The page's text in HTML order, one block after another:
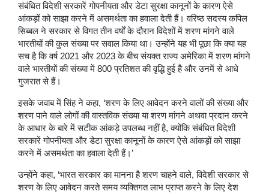
संबंधित विदेशी सरकारें गोपनीयता और डेटा सुरक्षा कानूनों के कारण ऐसे
आंकड़ों को साझा करने में असमर्थता का हवाला देती हैं। वरिष्ठ सदस्य कपिल
सिब्बल ने सरकार से विगत तीन वर्षों के दौरान विदेशों में शरण मांगने वाले
भारतीयों की कुल संख्या पर सवाल किया था। उन्होंने यह भी पूछा कि क्या यह
सच है कि वर्ष 2021 और 2023 के बीच संयक्त राज्य अमेरिका में शरण मांगने
वाले भारतीयों की संख्या में 800 प्रतिशत की वृद्धि हुई है और उनमें से आधे
गुजरात से हैं।
इसके जवाब में सिंह ने कहा, ‘शरण के लिए आवेदन करने वालों की संख्या और
शरण पाने वाले लोगों की वास्तविक संख्या या शरण मांगने अथवा प्रदान करने
के आधार के बारे में सटीक आंकड़े उपलब्ध नहीं है, क्योंकि संबंधित विदेशी
सरकारें गोपनीयता और डेटा सुरक्षा कानूनों के कारण ऐसे आंकड़ों को साझा
करने में असमर्थता का हवाला देती हैं।’
उन्होंने कहा, ‘भारत सरकार का मानना है शरण चाहने वाले, विदेशी सरकार से
शरण के लिए आवेदन करते समय व्यक्तिगत लाभ प्राप्त करने के लिए देश